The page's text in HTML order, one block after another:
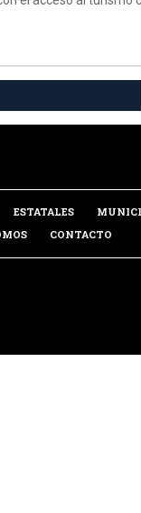
ESTATALES
CONTACTO